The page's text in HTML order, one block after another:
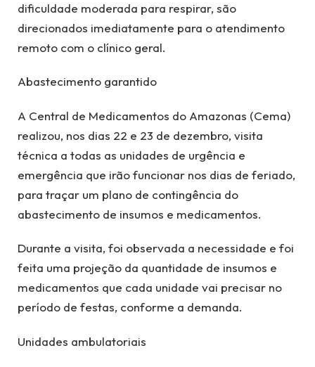
dificuldade moderada para respirar, são
direcionados imediatamente para o atendimento
remoto com o clínico geral.
Abastecimento garantido
A Central de Medicamentos do Amazonas (Cema)
realizou, nos dias 22 e 23 de dezembro, visita
técnica a todas as unidades de urgência e
emergência que irão funcionar nos dias de feriado,
para traçar um plano de contingência do
abastecimento de insumos e medicamentos.
Durante a visita, foi observada a necessidade e foi
feita uma projeção da quantidade de insumos e
medicamentos que cada unidade vai precisar no
período de festas, conforme a demanda.
Unidades ambulatoriais